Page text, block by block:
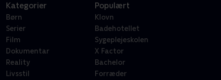
Kategorier
Børn
Serier
Film
Dokumentar
Reality
Livsstil
Populært
Klovn
Badehotellet
Sygeplejeskolen
X Factor
Bachelor
Forræder